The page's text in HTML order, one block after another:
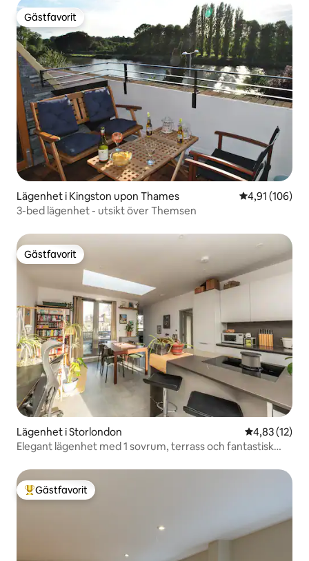
Gästfavorit
Gästfavorit
Lägenhet i Kingston upon Thames 4,91 av 5 i
4,91 (106)
3-bed lägenhet - utsikt över Themsen
Gästfavorit
Gästfavorit
Lägenhet i Storlondon 4,83 av 5 i
4,83 (12)
Elegant lägenhet med 1 sovrum, terrass och fantastisk
Populär gästfavorit
Gästfavorit